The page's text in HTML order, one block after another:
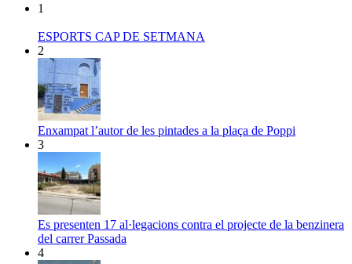
1
ESPORTS CAP DE SETMANA
2
Enxampat l’autor de les pintades a la plaça de Poppi
3
Es presenten 17 al·legacions contra el projecte de la benzinera
del carrer Passada
4